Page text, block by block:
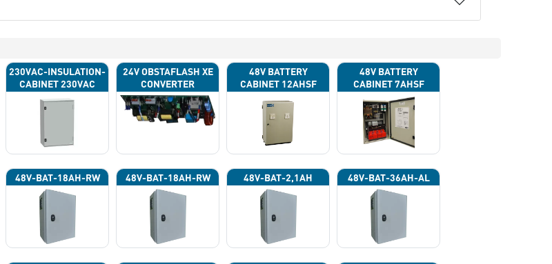
230VAC-INSULATION-
CABINET 230VAC
24V OBSTAFLASH XE
CONVERTER
48V BATTERY
CABINET 12AHSF
(INPUT POWER
220VAC)
48V BATTERY
CABINET 7AHSF
(INPUT POWER
220VAC)
48V-BAT-18AH-RW 48V-BAT-18AH-RW 48V-BAT-2,1AH 48V-BAT-36AH-AL